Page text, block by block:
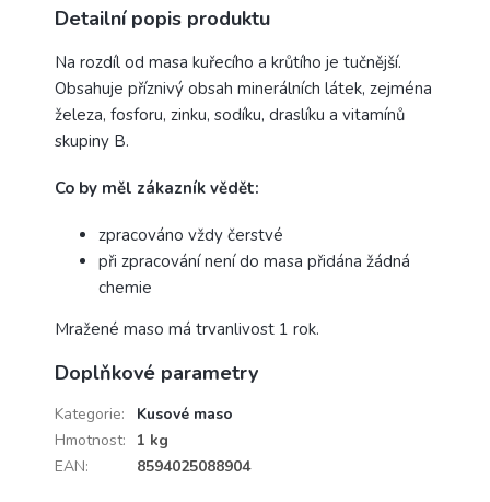
Detailní popis produktu
Na rozdíl od masa kuřecího a krůtího je tučnější.
Obsahuje příznivý obsah minerálních látek, zejména
železa, fosforu, zinku, sodíku, draslíku a vitamínů
skupiny B.
Co by měl zákazník vědět:
zpracováno vždy čerstvé
při zpracování není do masa přidána žádná
chemie
Mražené maso má trvanlivost 1 rok.
Doplňkové parametry
Kategorie:
Kusové maso
Hmotnost:
1 kg
EAN: 8594025088904